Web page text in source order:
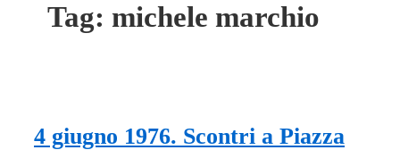
Tag: michele marchio
4 giugno 1976. Scontri a Piazza